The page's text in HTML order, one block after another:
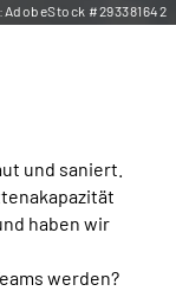
#293381642
und saniert.
haben wir
werden?